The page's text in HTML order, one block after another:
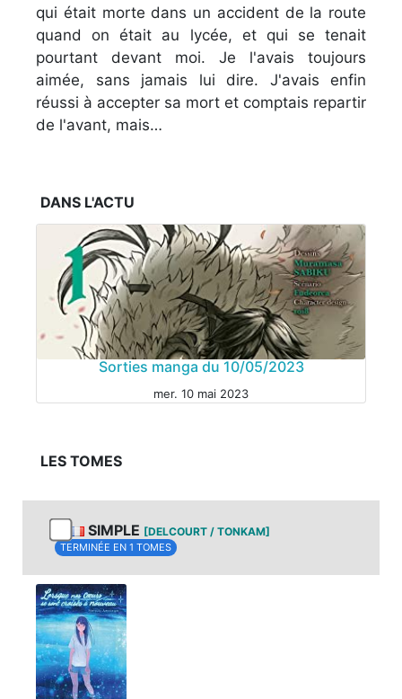
qui était morte dans un accident de la route
quand on était au lycée, et qui se tenait
pourtant devant moi. Je l'avais toujours
aimée, sans jamais lui dire. J'avais enfin
réussi à accepter sa mort et comptais repartir
de l'avant, mais…
DANS L'ACTU
Sorties manga du 10/05/2023
mer. 10 mai 2023
LES TOMES
SIMPLE [DELCOURT / TONKAM]
TERMINÉE EN 1 TOMES